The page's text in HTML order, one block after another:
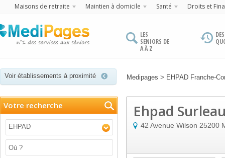
Maisons de retraite Maintien à domicile Santé Droits et
LES
SENIORS DE
A À Z
Voir établissements à proximité Medipages > EHPAD Franche-
Votre recherche
EHPAD
Ehpad
42 Avenue Wilson 25200